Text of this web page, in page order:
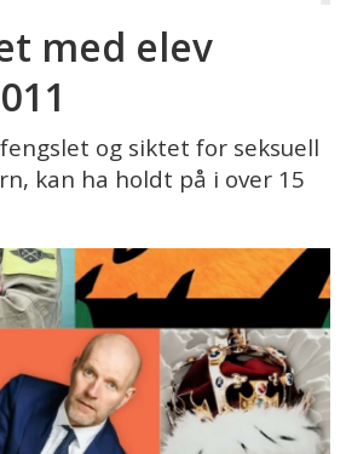
med elev
og siktet for seksuell
kan ha holdt på i over 15